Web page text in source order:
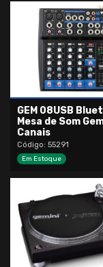
GEM 08USB
Mesa de Som
Canais
Código: 55291
Em Estoque